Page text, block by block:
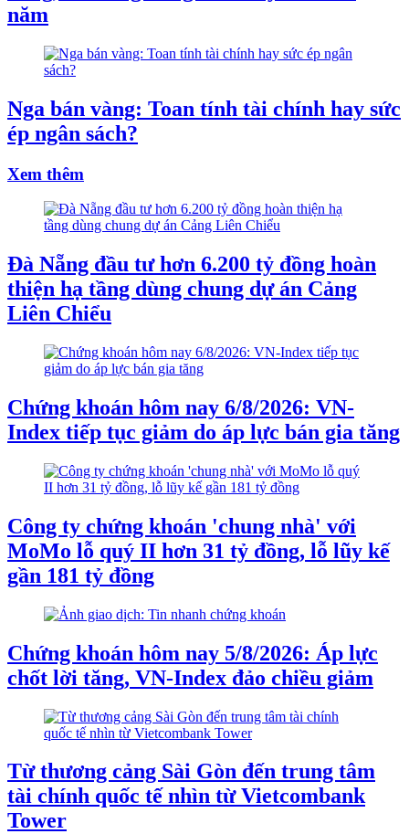
năm
Nga bán vàng: Toan tính tài chính hay sức
ép ngân sách?
Xem thêm
Đà Nẵng đầu tư hơn 6.200 tỷ đồng hoàn
thiện hạ tầng dùng chung dự án Cảng
Liên Chiểu
Chứng khoán hôm nay 6/8/2026: VN-
Index tiếp tục giảm do áp lực bán gia tăng
Công ty chứng khoán 'chung nhà' với
MoMo lỗ quý II hơn 31 tỷ đồng, lỗ lũy kế
gần 181 tỷ đồng
Chứng khoán hôm nay 5/8/2026: Áp lực
chốt lời tăng, VN-Index đảo chiều giảm
Từ thương cảng Sài Gòn đến trung tâm
tài chính quốc tế nhìn từ Vietcombank
Tower